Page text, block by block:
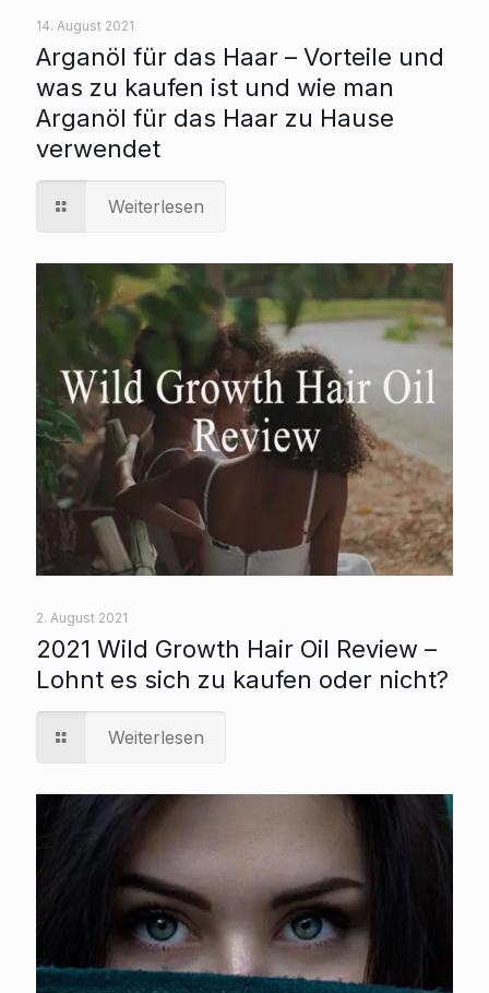
14. August 2021
Arganöl für das Haar – Vorteile und
was zu kaufen ist und wie man
Arganöl für das Haar zu Hause
verwendet
Weiterlesen
2. August 2021
2021 Wild Growth Hair Oil Review –
Lohnt es sich zu kaufen oder nicht?
Weiterlesen